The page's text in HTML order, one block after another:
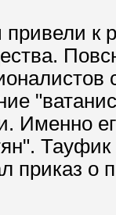
к
Именно
приказ